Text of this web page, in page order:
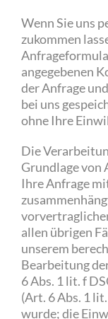
Wenn Sie uns
zukommen
angegebenen
der Anfrage
bei uns
ohne Ihre
Die
Grundlage von
Ihre Anfrage
allen übrigen
unserem
Bearbeitung
6 Abs. 1 lit. f
(Art. 6 Abs. 1
wurde; die